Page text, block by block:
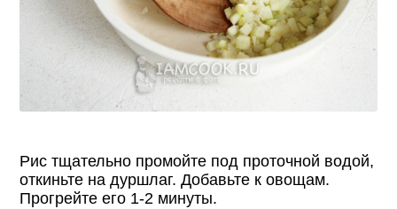
Рис тщательно промойте под проточной водой,
откиньте на дуршлаг. Добавьте к овощам.
Прогрейте его 1-2 минуты.